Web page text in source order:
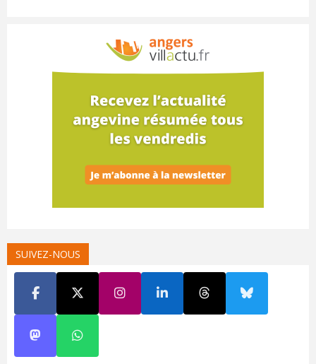
SUIVEZ-NOUS